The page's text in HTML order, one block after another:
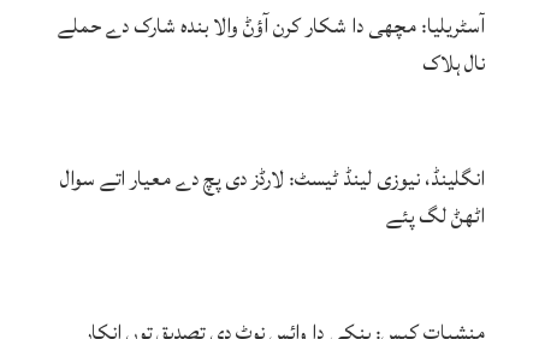
آسٹریلیا: مچھی دا شکار کرن آؤݨ والا بندہ شارک دے حملے
نال ہلاک
انگلینڈ، نیوزی لینڈ ٹیسٹ: لارڈز دی پچ دے معیار اتے سوال
اٹھݨ لگ پئے